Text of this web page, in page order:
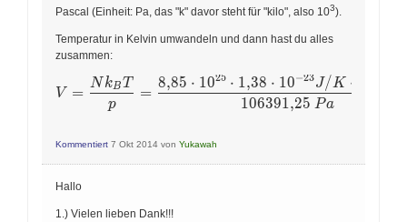
Pascal (Einheit: Pa, das "k" davor steht für "kilo", also 103).
Temperatur in Kelvin umwandeln und dann hast du alles
zusammen:
V = \frac{ N k_B T}{p} = \frac{ 8,85 \cdot
V =
p
NkBT
=
106391,25 Pa
8,85 ⋅ 1025 ⋅ 1,38 ⋅ 10−23J/K ⋅
Kommentiert 7 Okt 2014 von Yukawah
Hallo
1.) Vielen lieben Dank!!!